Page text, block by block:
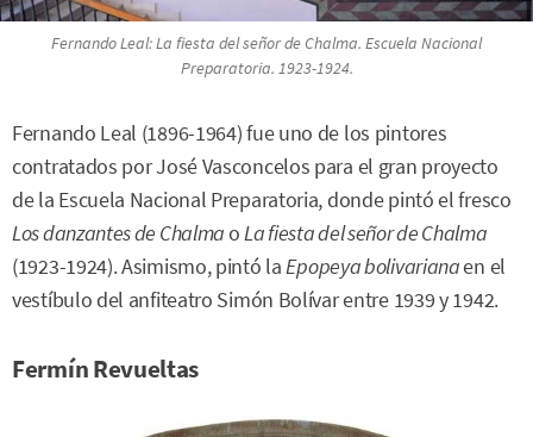
Fernando Leal:La fiesta del señor de Chalma. Escuela Nacional
Preparatoria. 1923-1924.
Fernando Leal (1896-1964) fue uno de los pintores
contratados por José Vasconcelos para el gran proyecto
de la Escuela Nacional Preparatoria, donde pintó el fresco
Los danzantes de ChalmaoLa fiesta del señor de Chalma
(1923-1924). Asimismo, pintó laEpopeya bolivarianaen el
vestíbulo del anfiteatro Simón Bolívar entre 1939 y 1942.
Fermín Revueltas